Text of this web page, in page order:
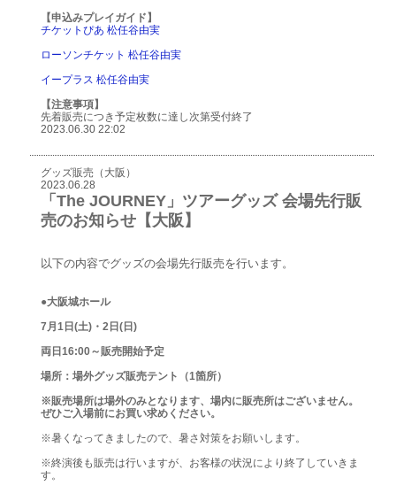
【申込みプレイガイド】
チケットぴあ 松任谷由実
ローソンチケット 松任谷由実
イープラス 松任谷由実
【注意事項】
先着販売につき予定枚数に達し次第受付終了
2023.06.30 22:02
グッズ販売（大阪）
2023.06.28
「The JOURNEY」ツアーグッズ 会場先行販
売のお知らせ【大阪】
以下の内容でグッズの会場先行販売を行います。
●大阪城ホール
7月1日(土)・2日(日)
両日16:00～販売開始予定
場所：場外グッズ販売テント（1箇所）
※販売場所は場外のみとなります、場内に販売所はございません。
ぜひご入場前にお買い求めください。
※暑くなってきましたので、暑さ対策をお願いします。
※終演後も販売は行いますが、お客様の状況により終了していきま
す。